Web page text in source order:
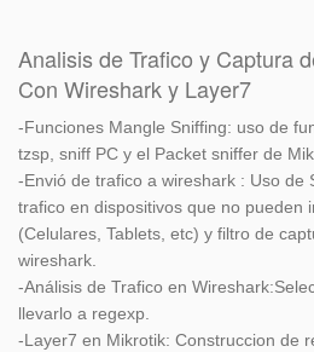
Analisis de Trafico y Captura
Con Wireshark y Layer7
-Funciones Mangle Sniffing: uso de
tzsp, sniff PC y el Packet sniffer de
-Envió de trafico a wireshark : Uso de
trafico en dispositivos que no pueden
(Celulares, Tablets, etc) y filtro de
wireshark.
-Análisis de Trafico en
llevarlo a regexp.
-Layer7 en Mikrotik: Construccion de